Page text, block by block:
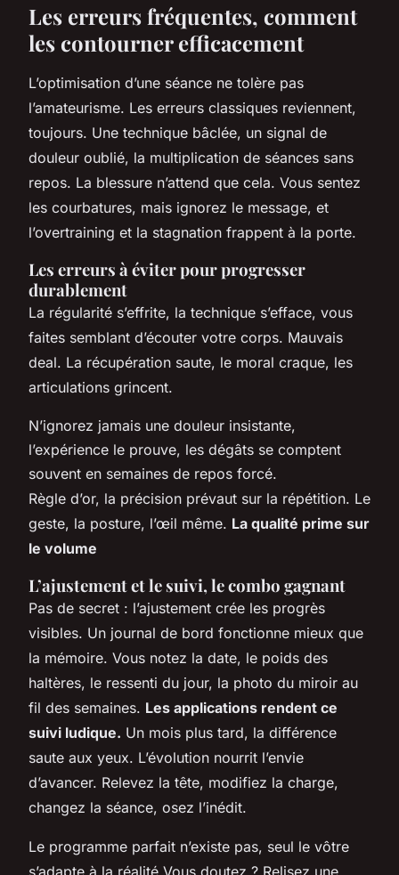
Les erreurs fréquentes, comment
les contourner efficacement
L’optimisation d’une séance ne tolère pas
l’amateurisme. Les erreurs classiques reviennent,
toujours. Une technique bâclée, un signal de
douleur oublié, la multiplication de séances sans
repos. La blessure n’attend que cela. Vous sentez
les courbatures, mais ignorez le message, et
l’overtraining et la stagnation frappent à la porte.
Les erreurs à éviter pour progresser
durablement
La régularité s’effrite, la technique s’efface, vous
faites semblant d’écouter votre corps. Mauvais
deal. La récupération saute, le moral craque, les
articulations grincent.
N’ignorez jamais une douleur insistante,
l’expérience le prouve, les dégâts se comptent
souvent en semaines de repos forcé.
Règle d’or, la précision prévaut sur la répétition. Le
geste, la posture, l’œil même. La qualité prime sur
le volume
L’ajustement et le suivi, le combo gagnant
Pas de secret : l’ajustement crée les progrès
visibles. Un journal de bord fonctionne mieux que
la mémoire. Vous notez la date, le poids des
haltères, le ressenti du jour, la photo du miroir au
fil des semaines. Les applications rendent ce
suivi ludique. Un mois plus tard, la différence
saute aux yeux. L’évolution nourrit l’envie
d’avancer. Relevez la tête, modifiez la charge,
changez la séance, osez l’inédit.
Le programme parfait n’existe pas, seul le vôtre
s’adapte à la réalité Vous doutez ? Relisez une